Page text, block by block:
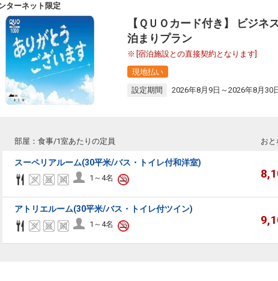
ターネット限定
【ＱＵＯカード付き】 ビジネ
泊まりプラン
[宿泊施設との直接契約となります]
現地払い
設定期間
2026年8月9日～2026年8月30
部屋：食事/1室あたりの定員 お
スーペリアルーム(30平米/バス・トイレ付和洋室)
1～4名
アトリエルーム(30平米/バス・トイレ付ツイン)
1～4名